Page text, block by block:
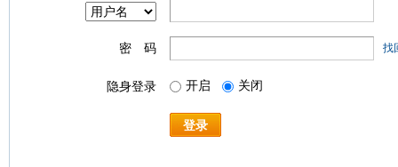
密 码 找
隐身登录 开启 关闭
登录